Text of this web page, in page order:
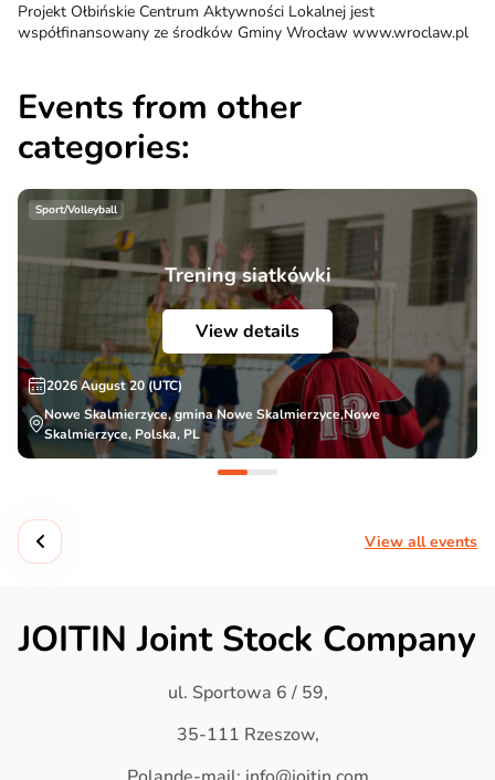
Projekt Ołbińskie Centrum Aktywności Lokalnej jest
współfinansowany ze środków Gminy Wrocław www.wroclaw.pl
Events from other
categories:
Sport/Volleyball
Trening siatkówki
View details
2026 August 20 (UTC)
Nowe Skalmierzyce, gmina Nowe Skalmierzyce,Nowe
Skalmierzyce, Polska, PL
View all events
JOITIN Joint Stock Company
ul. Sportowa 6 / 59,
35-111 Rzeszow,